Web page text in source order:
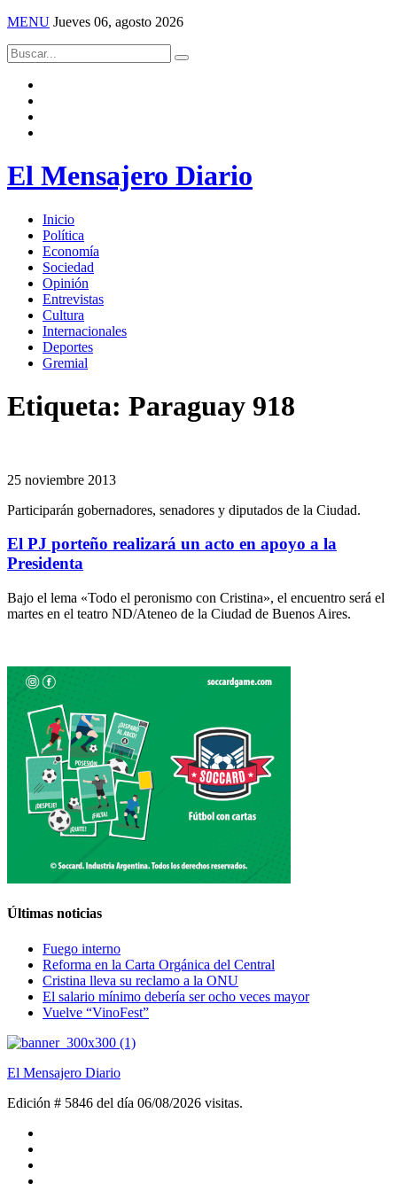
MENU Jueves 06, agosto 2026
El Mensajero Diario
Inicio
Política
Economía
Sociedad
Opinión
Entrevistas
Cultura
Internacionales
Deportes
Gremial
Etiqueta: Paraguay 918
25 noviembre 2013
Participarán gobernadores, senadores y diputados de la Ciudad.
El PJ porteño realizará un acto en apoyo a la
Presidenta
Bajo el lema «Todo el peronismo con Cristina», el encuentro será el
martes en el teatro ND/Ateneo de la Ciudad de Buenos Aires.
Últimas noticias
Fuego interno
Reforma en la Carta Orgánica del Central
Cristina lleva su reclamo a la ONU
El salario mínimo debería ser ocho veces mayor
Vuelve “VinoFest”
El Mensajero Diario
Edición # 5846 del día 06/08/2026 visitas.